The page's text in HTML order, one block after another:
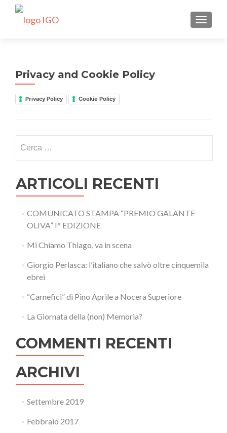
Privacy and Cookie Policy
Privacy Policy Cookie Policy
per:
ARTICOLI RECENTI
COMUNICATO STAMPA “PREMIO GALANTE
OLIVA” I° EDIZIONE
Mi Chiamo Thiago, va in scena
Giorgio Perlasca: l’italiano che salvò oltre cinquemila
ebrei
“Carnefici” di Pino Aprile a Nocera Superiore
La Giornata della (non) Memoria?
COMMENTI RECENTI
ARCHIVI
Settembre 2019
Febbraio 2017